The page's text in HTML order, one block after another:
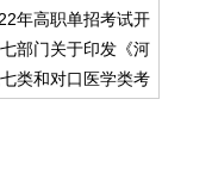
年高职单招考试开
成绩证明的通知
部门关于印发《河
施方案》的通知
类和对口医学类考